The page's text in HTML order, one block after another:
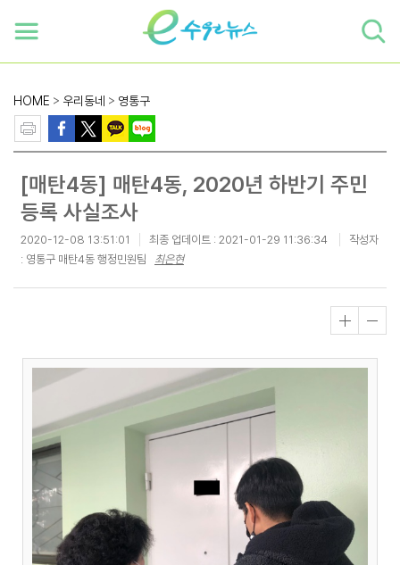
HOME > 우리동네 > 영통구
[매탄4동] 매탄4동, 2020년 하반기 주민
등록 사실조사
2020-12-08 13:51:01 최종 업데이트 : 2021-01-29 11:36:34
작성자
: 영통구 매탄4동 행정민원팀 최은현